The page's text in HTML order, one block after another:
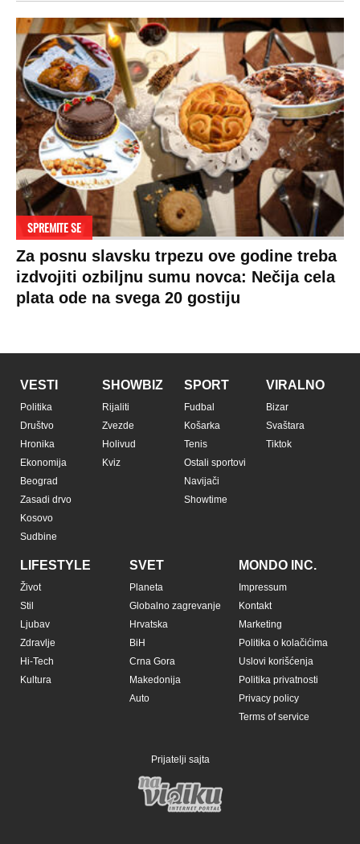
SPREMITE SE
Za posnu slavsku trpezu ove godine treba
izdvojiti ozbiljnu sumu novca: Nečija cela
plata ode na svega 20 gostiju
VESTI
Politika
Društvo
Hronika
Ekonomija
Beograd
Zasadi drvo
Kosovo
Sudbine
SHOWBIZ
Rijaliti
Zvezde
Holivud
Kviz
SPORT
Fudbal
Košarka
Tenis
Ostali sportovi
Navijači
Showtime
VIRALNO
Bizar
Svaštara
Tiktok
LIFESTYLE
Život
Stil
Ljubav
Zdravlje
Hi-Tech
Kultura
SVET
Planeta
Globalno zagrevanje
Hrvatska
BiH
Crna Gora
Makedonija
Auto
MONDO INC.
Impressum
Kontakt
Marketing
Politika o kolačićima
Uslovi korišćenja
Politika privatnosti
Privacy policy
Terms of service
Prijatelji sajta